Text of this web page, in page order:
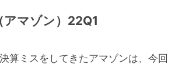
マゾン）22Q1
算ミスをしてきたアマゾンは、今回